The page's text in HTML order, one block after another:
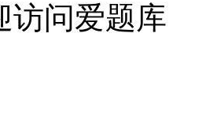
访问爱题库